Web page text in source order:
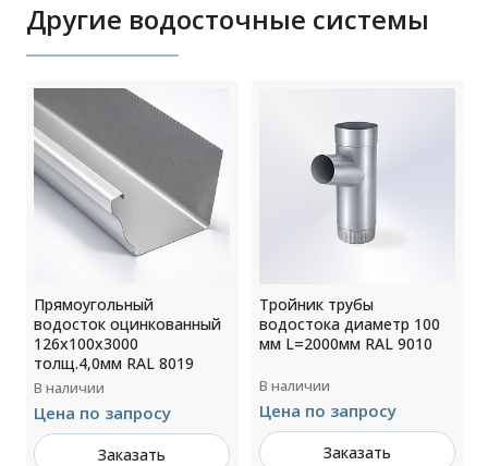
Другие водосточные системы
Прямоугольный
водосток оцинкованный
126х100х3000
толщ.4,0мм RAL 8019
В наличии
Цена по запросу
Заказать
Тройник трубы
водостока диаметр 100
мм L=2000мм RAL 9010
В наличии
Цена по запросу
Заказать